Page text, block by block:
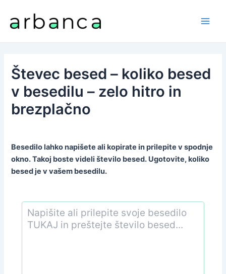
content
Števec besed – koliko besed
v besedilu – zelo hitro in
brezplačno
Besedilo lahko napišete ali kopirate in prilepite v spodnje
okno. Takoj boste videli število besed. Ugotovite, koliko
besed je v vašem besedilu.